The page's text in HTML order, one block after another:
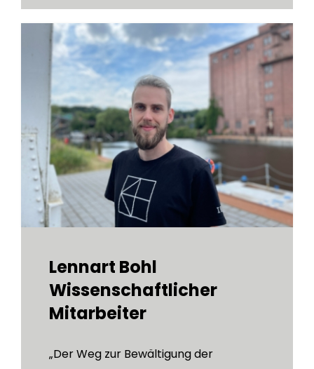
Lennart Bohl
Wissenschaftlicher
Mitarbeiter
„Der Weg zur Bewältigung der